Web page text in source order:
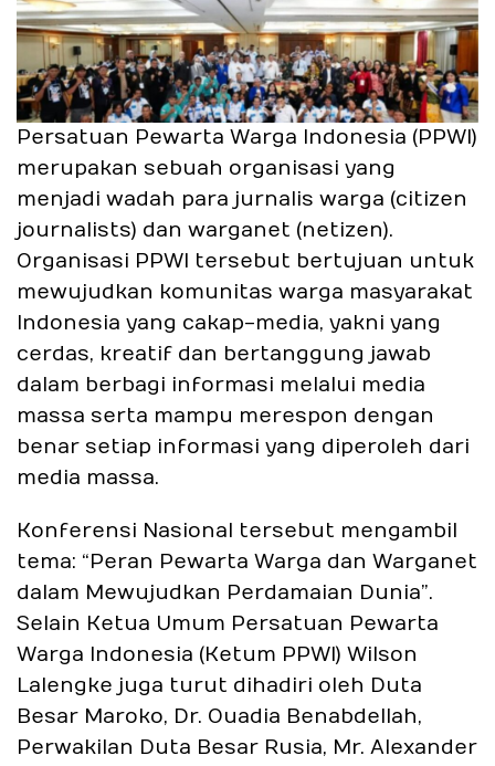
Persatuan Pewarta Warga Indonesia (PPWI)
merupakan sebuah organisasi yang
menjadi wadah para jurnalis warga (citizen
journalists) dan warganet (netizen).
Organisasi PPWI tersebut bertujuan untuk
mewujudkan komunitas warga masyarakat
Indonesia yang cakap-media, yakni yang
cerdas, kreatif dan bertanggung jawab
dalam berbagi informasi melalui media
massa serta mampu merespon dengan
benar setiap informasi yang diperoleh dari
media massa.
Konferensi Nasional tersebut mengambil
tema: “Peran Pewarta Warga dan Warganet
dalam Mewujudkan Perdamaian Dunia”.
Selain Ketua Umum Persatuan Pewarta
Warga Indonesia (Ketum PPWI) Wilson
Lalengke juga turut dihadiri oleh Duta
Besar Maroko, Dr. Ouadia Benabdellah,
Perwakilan Duta Besar Rusia, Mr. Alexander